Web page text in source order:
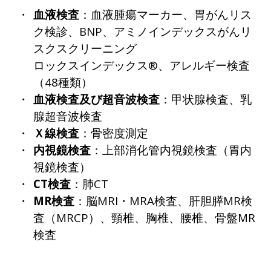
血液検査：血液腫瘍マーカー、胃がんリス
ク検診、BNP、アミノインデックスがんリ
スクスクリーニング
ロックスインデックス®、アレルギー検査
（48種類）
血液検査及び超音波検査：甲状腺検査、乳
腺超音波検査
Ｘ線検査：骨密度測定
内視鏡検査：上部消化管内視鏡検査（胃内
視鏡検査）
CT検査：肺CT
MR検査：脳MRI・MRA検査、肝胆膵MR検
査（MRCP）、頸椎、胸椎、腰椎、骨盤MR
検査